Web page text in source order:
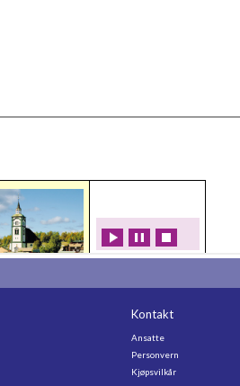
Kontakt
Ansatte
Personvern
Kjøpsvilkår